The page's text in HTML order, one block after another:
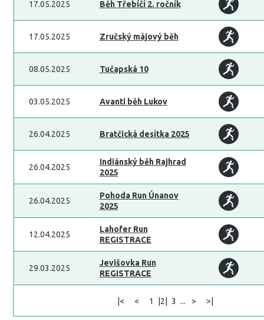
17.05.2025 Běh Třebíčí 2. ročník
17.05.2025 Zručský májový běh
08.05.2025 Tučapská 10
03.05.2025 Avanti běh Lukov
26.04.2025 Bratčická desítka 2025
26.04.2025
Indiánský běh Rajhrad
2025
26.04.2025
Pohoda Run Únanov
2025
12.04.2025
Lahofer Run
REGISTRACE
29.03.2025
Jevišovka Run
REGISTRACE
|< < 1 |2| 3 ... > >|